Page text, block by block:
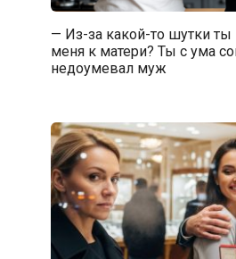
— Из-за какой-то шутки
меня к матери? Ты с ума
недоумевал муж